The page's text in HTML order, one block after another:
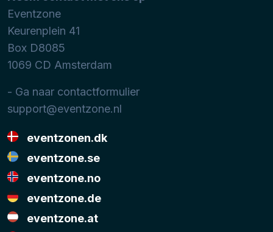
Eventzone
Keurenplein 41
Box D8085
1069 CD Amsterdam
- Ga naar contactformulier
support@eventzone.nl
eventzonen.dk
eventzone.se
eventzone.no
eventzone.de
eventzone.at